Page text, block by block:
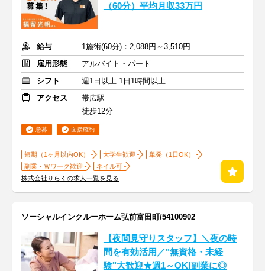
（60分）平均月収33万円
給与
1施術(60分)：2,088円～3,510円
雇用形態
アルバイト・パート
シフト
週1日以上 1日1時間以上
アクセス
帯広駅
徒歩12分
急募 面接確約
短期（1ヶ月以内OK） 大学生歓迎
単発（1日OK）
副業・Ｗワーク歓迎
ネイル可
株式会社りらくの求人一覧を見る
ソーシャルインクルーホーム弘前富田町/54100902
【夜間見守りスタッフ】＼夜の時
間を有効活用／"無資格・未経
験"大歓迎★週1～OK!副業に◎